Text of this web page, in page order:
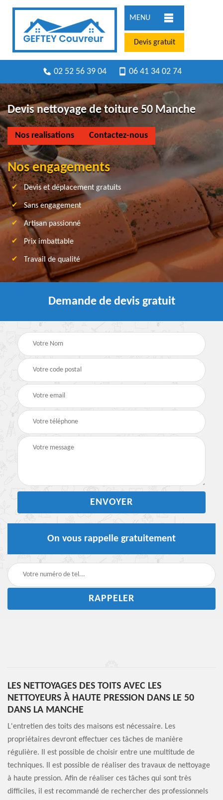
MENU
Devis gratuit
02 52 56 39 04 06 41 34 02 74
Devis nettoyage de toiture 50 Manche
Nos realisations Contactez-nous
Nos engagements
Devis et déplacement gratuits
Sans engagement
Artisan passionné
Prix imbattable
Travail de qualité
Demande de devis gratuit
On vous rappelle gratuitement
LES NETTOYAGES DES TOITS AVEC LES
NETTOYEURS À HAUTE PRESSION DANS LE 50
DANS LA MANCHE
L'entretien des toits des maisons est nécessaire. Les
propriétaires devront effectuer ces tâches de manière
régulière. Il est possible de choisir entre une multitude de
techniques. Il est possible de réaliser des travaux de nettoyage
à haute pression. Afin de réaliser ces tâches qui sont très
difficiles, il est recommandé de rechercher des professionnels